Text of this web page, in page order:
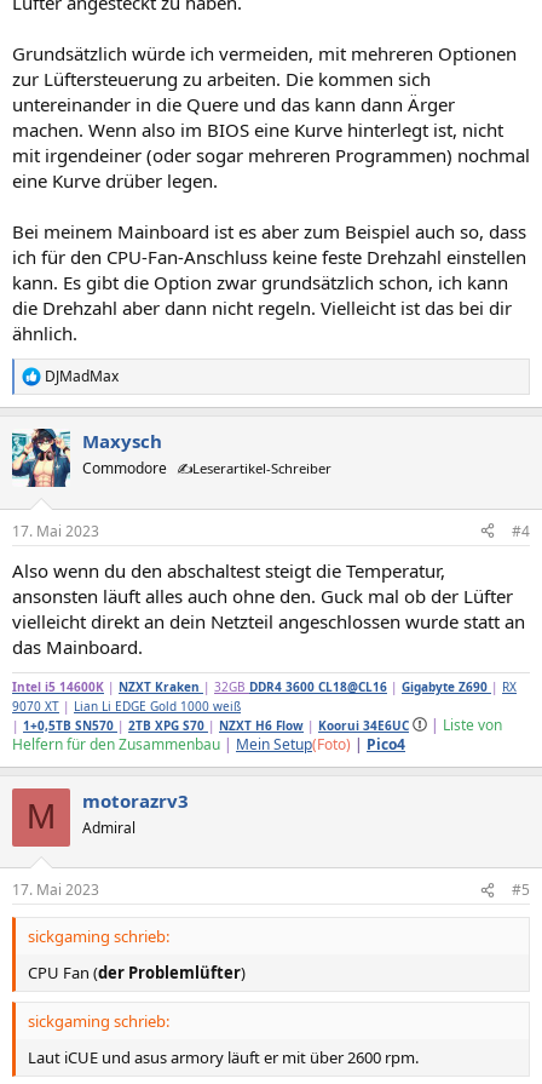
Grundsätzlich würde ich vermeiden, mit mehreren Optionen
zur Lüftersteuerung zu arbeiten. Die kommen sich
untereinander in die Quere und das kann dann Ärger
machen. Wenn also im BIOS eine Kurve hinterlegt ist, nicht
mit irgendeiner (oder sogar mehreren Programmen) nochmal
eine Kurve drüber legen.
Bei meinem Mainboard ist es aber zum Beispiel auch so, dass
ich für den CPU-Fan-Anschluss keine feste Drehzahl einstellen
kann. Es gibt die Option zwar grundsätzlich schon, ich kann
die Drehzahl aber dann nicht regeln. Vielleicht ist das bei dir
ähnlich.
R
e
k
t
i
e
:
DJMadMax
Maxysch
Commodore ✍️Leserartikel-Schreiber
17. Mai 2023 #4
Also wenn du den abschaltest steigt die Temperatur,
ansonsten läuft alles auch ohne den. Guck mal ob der Lüfter
vielleicht direkt an dein Netzteil angeschlossen wurde statt an
das Mainboard.
Intel i5 14600K | NZXT Kraken | 32GB DDR4 3600 CL18@CL16 | Gigabyte Z690 | RX
9070 XT | Lian Li EDGE Gold 1000 weiß
| 1+0,5TB SN570 | 2TB XPG S70 | NZXT H6 Flow | Koorui 34E6UC | Liste von
Helfern für den Zusammenbau | Mein Setup(Foto) | Pico4
M motorazrv3
Admiral
17. Mai 2023 #5
sickgaming schrieb:
CPU Fan (der Problemlüfter)
sickgaming schrieb:
Laut iCUE und asus armory läuft er mit über 2600 rpm.